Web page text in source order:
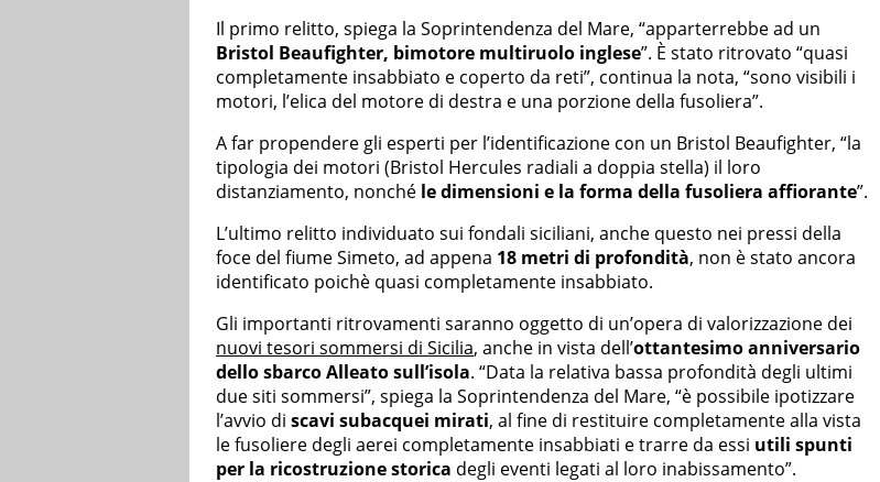
Il primo relitto, spiega la Soprintendenza del Mare, “apparterrebbe ad un
Bristol Beaufighter, bimotore multiruolo inglese”. È stato ritrovato “quasi
completamente insabbiato e coperto da reti”, continua la nota, “sono visibili i
motori, l’elica del motore di destra e una porzione della fusoliera”.
A far propendere gli esperti per l’identificazione con un Bristol Beaufighter, “la
tipologia dei motori (Bristol Hercules radiali a doppia stella) il loro
distanziamento, nonché le dimensioni e la forma della fusoliera affiorante”.
L’ultimo relitto individuato sui fondali siciliani, anche questo nei pressi della
foce del fiume Simeto, ad appena 18 metri di profondità, non è stato ancora
identificato poichè quasi completamente insabbiato.
Gli importanti ritrovamenti saranno oggetto di un’opera di valorizzazione dei
nuovi tesori sommersi di Sicilia, anche in vista dell’ottantesimo anniversario
dello sbarco Alleato sull’isola. “Data la relativa bassa profondità degli ultimi
due siti sommersi”, spiega la Soprintendenza del Mare, “è possibile ipotizzare
l’avvio di scavi subacquei mirati, al fine di restituire completamente alla vista
le fusoliere degli aerei completamente insabbiati e trarre da essi utili spunti
per la ricostruzione storica degli eventi legati al loro inabissamento”.